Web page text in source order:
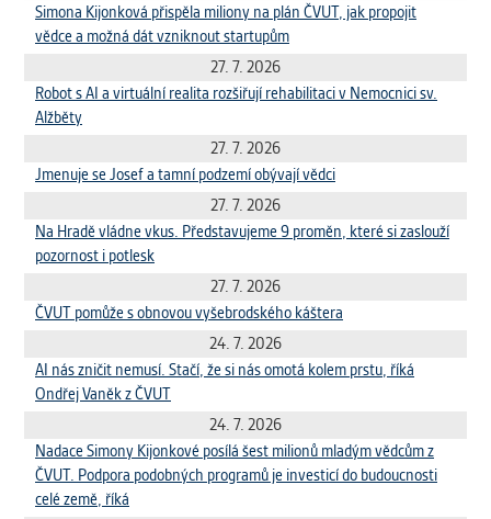
Simona Kijonková přispěla miliony na plán ČVUT, jak propojit
vědce a možná dát vzniknout startupům
27. 7. 2026
Robot s AI a virtuální realita rozšiřují rehabilitaci v Nemocnici sv.
Alžběty
27. 7. 2026
Jmenuje se Josef a tamní podzemí obývají vědci
27. 7. 2026
Na Hradě vládne vkus. Představujeme 9 proměn, které si zaslouží
pozornost i potlesk
27. 7. 2026
ČVUT pomůže s obnovou vyšebrodského káštera
24. 7. 2026
AI nás zničit nemusí. Stačí, že si nás omotá kolem prstu, říká
Ondřej Vaněk z ČVUT
24. 7. 2026
Nadace Simony Kijonkové posílá šest milionů mladým vědcům z
ČVUT. Podpora podobných programů je investicí do budoucnosti
celé země, říká